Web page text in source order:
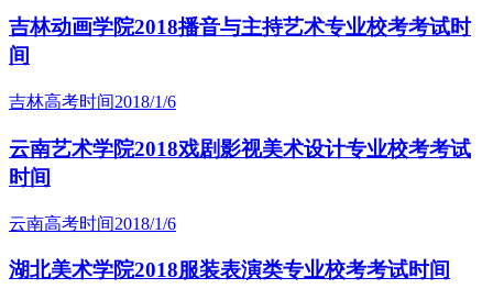
吉林动画学院2018播音与主持艺术专业校考考试时
间
吉林高考时间2018/1/6
云南艺术学院2018戏剧影视美术设计专业校考考试
时间
云南高考时间2018/1/6
湖北美术学院2018服装表演类专业校考考试时间